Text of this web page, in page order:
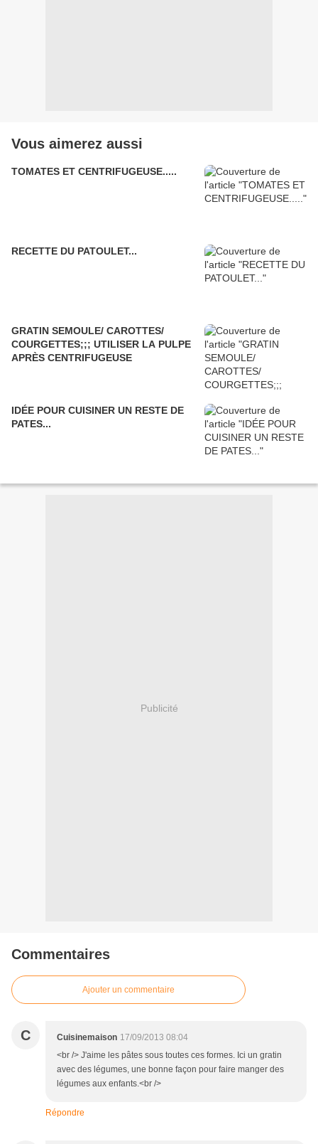
Vous aimerez aussi
TOMATES ET CENTRIFUGEUSE.....
RECETTE DU PATOULET...
GRATIN SEMOULE/ CAROTTES/
COURGETTES;;; UTILISER LA PULPE
APRÈS CENTRIFUGEUSE
IDÉE POUR CUISINER UN RESTE DE
PATES...
Publicité
Commentaires
Ajouter un commentaire
C Cuisinemaison 17/09/2013 08:04
<br /> J'aime les pâtes sous toutes ces formes. Ici un gratin
avec des légumes, une bonne façon pour faire manger des
légumes aux enfants.<br />
Répondre